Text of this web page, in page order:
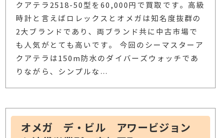
クアテラ2518-50型を60,000円で買取です。高級
時計と言えばロレックスとオメガは知名度抜群の
2大ブランドであり、両ブランド共に中古市場で
も人気がとても高いです。 今回のシーマスターア
クアテラは150m防水のダイバーズウォッチであ
りながら、シンプルな …
オメガ デ・ビル アワービジョン